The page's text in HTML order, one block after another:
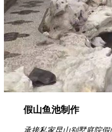
假山鱼池制作
承接私家昆山别墅庭院